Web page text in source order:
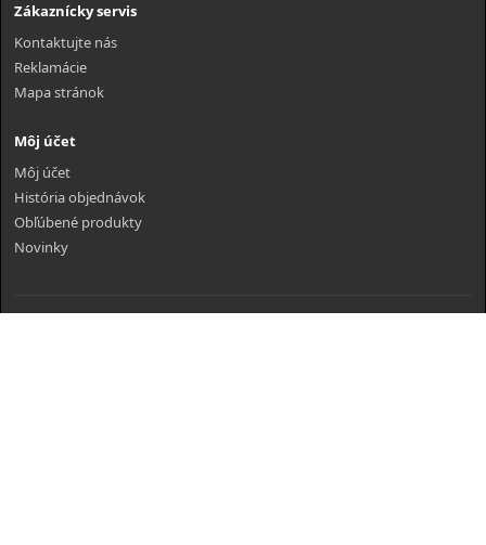
Zákaznícky servis
Kontaktujte nás
Reklamácie
Mapa stránok
Môj účet
Môj účet
História objednávok
Obľúbené produkty
Novinky